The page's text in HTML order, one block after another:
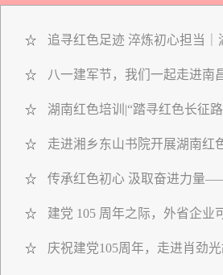
☆ 追寻红色足迹 淬炼初心担当｜
☆ 八一建军节，我们一起走进南
☆ 湖南红色培训|“踏寻红色长征
☆ 走进湘乡东山书院开展湖南红
☆ 传承红色初心 汲取奋进力量
☆ 建党 105 周年之际，外省企业
☆ 庆祝建党105周年，走进肖劲